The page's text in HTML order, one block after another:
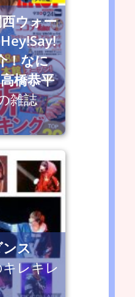
ウォー
！なに
橋恭平
雑誌
ス
レキレ